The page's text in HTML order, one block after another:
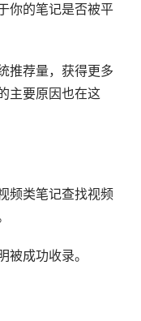
你的笔记是否被平
推荐量，获得更多
主要原因也在这
频类笔记查找视频
被成功收录。